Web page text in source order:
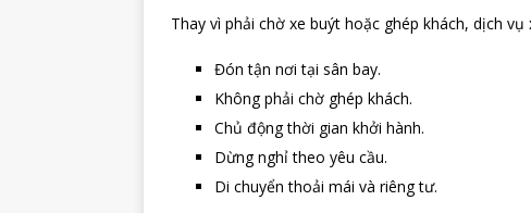
Thay vì phải chờ xe buýt hoặc ghép khách, dịch
Đón tận nơi tại sân bay.
Không phải chờ ghép khách.
Chủ động thời gian khởi hành.
Dừng nghỉ theo yêu cầu.
Di chuyển thoải mái và riêng tư.